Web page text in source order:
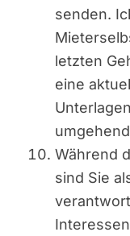
senden.
letzten
eine
Während
sind Sie